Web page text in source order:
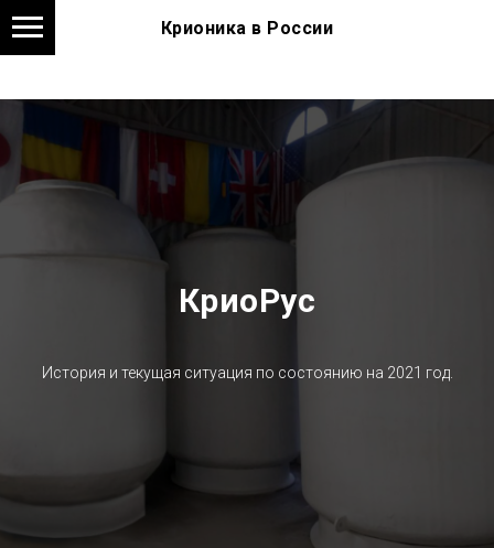
Крионика в России
КриоРус
История и текущая ситуация по состоянию на 2021 год.